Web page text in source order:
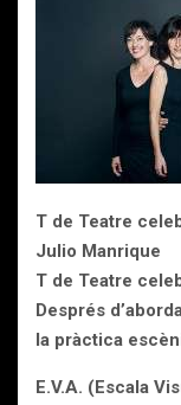
T de Teatre
Julio Manrique
T de Teatre
Després
la pràctica
E.V.A. (Escala